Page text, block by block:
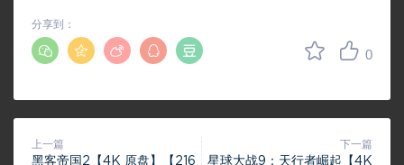
0
分享到：
上一篇
黑客帝国2【4K 原盘】【216
下一篇
星球大战9：天行者崛起【4K